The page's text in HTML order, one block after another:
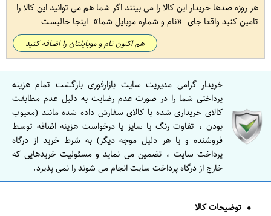
هر روزه صدها خریدار این کالا را می بینند اگر شما هم می توانید این کالا را
تامین کنید واقعا جای
نام و شماره موبایل شما اینجا خالیست
هم اکنون نام و موبایلتان را اضافه کنید
خریدار گرامی مدیریت سایت بازارفوری بازگشت تمام هزینه
پرداختی شما را در صورت عدم رضایت به دلیل عدم مطابقت
کالای خریداری شده با کالای سفارش داده شده مانند (معیوب
بودن ، تفاوت رنگ یا سایز یا درخواست هزینه اضافه توسط
فروشنده و یا هر دلیل موجه دیگر) به شرط خرید از درگاه
پرداخت سایت ، تضمین می نماید و مسئولیت خریدهایی که
خارج از درگاه پرداخت سایت انجام می شوند را نمی پذیرد.
توضیحات کالا